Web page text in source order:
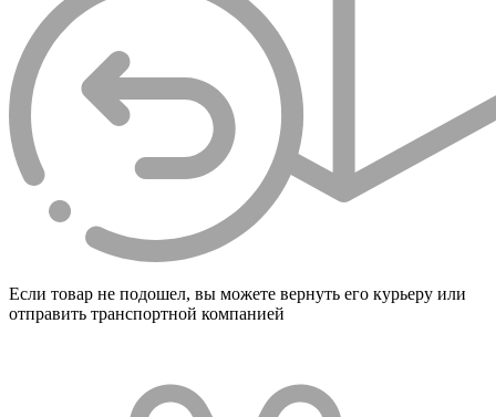
Если товар не подошел, вы можете вернуть его курьеру или
отправить транспортной компанией